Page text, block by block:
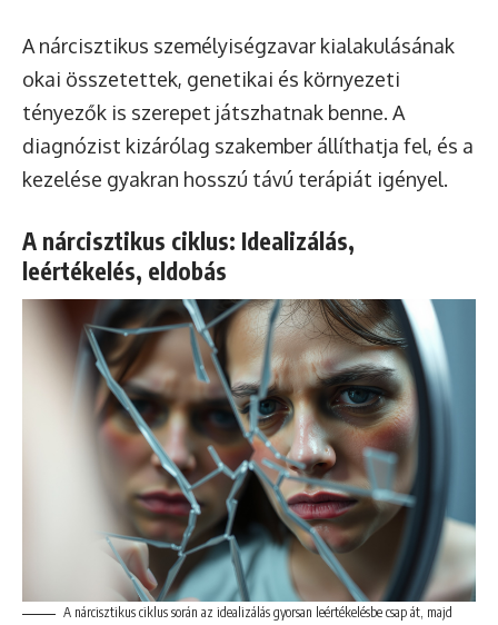
A nárcisztikus személyiségzavar kialakulásának
okai összetettek, genetikai és környezeti
tényezők is szerepet játszhatnak benne. A
diagnózist kizárólag szakember állíthatja fel, és a
kezelése gyakran hosszú távú terápiát igényel.
A nárcisztikus ciklus: Idealizálás,
leértékelés, eldobás
A nárcisztikus ciklus során az idealizálás gyorsan leértékelésbe csap át, majd